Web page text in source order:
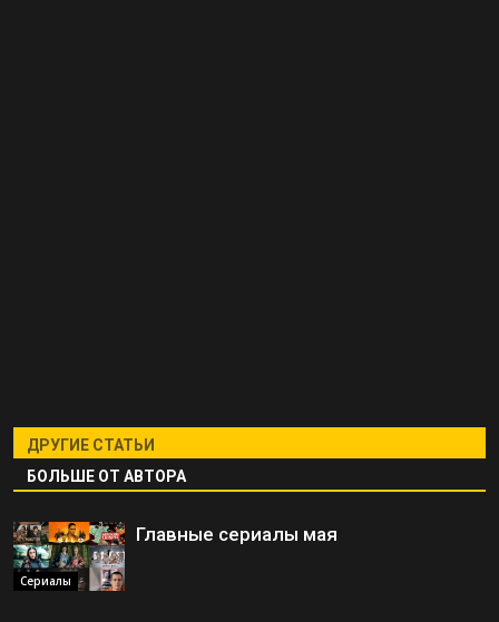
ДРУГИЕ СТАТЬИ
БОЛЬШЕ ОТ АВТОРА
Сериалы
Главные сериалы мая